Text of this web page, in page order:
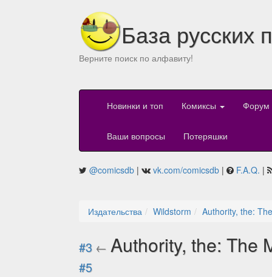
База русских
Верните поиск по алфавиту!
Новинки и топ Комиксы Форум
Ваши вопросы Потеряшки
@comicsdb | vk.com/comicsdb | F.A.Q. |
Издательства Wildstorm Authority, the:
#3 ← Authority, the: The
#5